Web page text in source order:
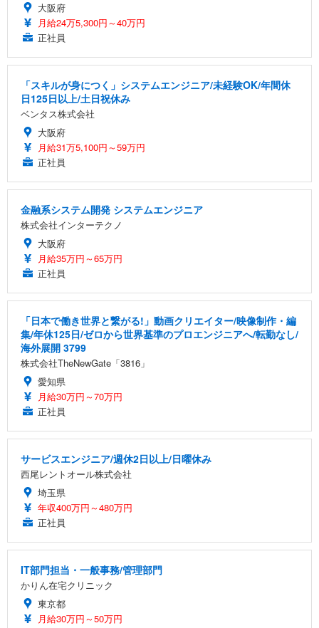
大阪府
月給24万5,300円～40万円
正社員
「スキルが身につく」システムエンジニア/未経験OK/年間休
日125日以上/土日祝休み
ベンタス株式会社
大阪府
月給31万5,100円～59万円
正社員
金融系システム開発 システムエンジニア
株式会社インターテクノ
大阪府
月給35万円～65万円
正社員
「日本で働き世界と繋がる!」動画クリエイター/映像制作・編
集/年休125日/ゼロから世界基準のプロエンジニアへ/転勤なし/
海外展開 3799
株式会社TheNewGate「3816」
愛知県
月給30万円～70万円
正社員
サービスエンジニア/週休2日以上/日曜休み
西尾レントオール株式会社
埼玉県
年収400万円～480万円
正社員
IT部門担当・一般事務/管理部門
かりん在宅クリニック
東京都
月給30万円～50万円